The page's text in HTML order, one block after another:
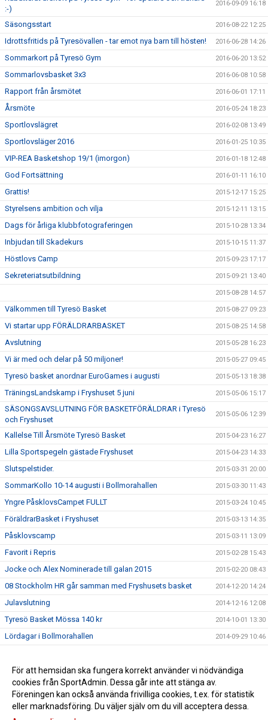
:-)
2016-09-09 16:18
Säsongsstart 2016-08-22 12:25
Idrottsfritids på Tyresövallen - tar emot nya barn till hösten! 2016-06-28 14:26
Sommarkort på Tyresö Gym 2016-06-20 13:52
Sommarlovsbasket 3x3 2016-06-08 10:58
Rapport från årsmötet 2016-06-01 17:11
Årsmöte 2016-05-24 18:23
Sportlovslägret 2016-02-08 13:49
Sportlovsläger 2016 2016-01-25 10:35
VIP-REA Basketshop 19/1 (imorgon) 2016-01-18 12:48
God Fortsättning 2016-01-11 16:10
Grattis! 2015-12-17 15:25
Styrelsens ambition och vilja 2015-12-11 13:15
Dags för årliga klubbfotograferingen 2015-10-28 13:34
Inbjudan till Skadekurs 2015-10-15 11:37
Höstlovs Camp 2015-09-23 17:17
Sekreteriatsutbildning 2015-09-21 13:40
2015-08-28 14:57
Välkommen till Tyresö Basket 2015-08-27 09:23
Vi startar upp FÖRÄLDRARBASKET 2015-08-25 14:58
Avslutning 2015-05-28 16:23
Vi är med och delar på 50 miljoner! 2015-05-27 09:45
Tyresö basket anordnar EuroGames i augusti 2015-05-13 18:38
TräningsLandskamp i Fryshuset 5 juni 2015-05-06 15:17
SÄSONGSAVSLUTNING FÖR BASKETFÖRÄLDRAR i Tyresö
och Fryshuset
2015-05-06 12:39
Kallelse Till Årsmöte Tyresö Basket 2015-04-23 16:27
Lilla Sportspegeln gästade Fryshuset 2015-04-23 14:33
Slutspelstider. 2015-03-31 20:00
SommarKollo 10-14 augusti i Bollmorahallen 2015-03-30 11:43
Yngre PåsklovsCampet FULLT 2015-03-24 10:45
FöräldrarBasket i Fryshuset 2015-03-13 14:35
Påsklovscamp 2015-03-11 13:09
Favorit i Repris 2015-02-28 15:43
Jocke och Alex Nominerade till galan 2015 2015-02-20 08:43
08 Stockholm HR går samman med Fryshusets basket 2014-12-20 14:24
Julavslutning 2014-12-16 12:08
Tyresö Basket Mössa 140 kr 2014-10-01 13:30
Lördagar i Bollmorahallen 2014-09-29 10:46
Semifinal 4 i Norrköping 2014-08-31 22:50
Påminnelse påsklovs camp 2014-08-31 22:49
För att hemsidan ska fungera korrekt använder vi nödvändiga
cookies från SportAdmin. Dessa går inte att stänga av.
Föreningen kan också använda frivilliga cookies, t.ex. för statistik
eller marknadsföring. Du väljer själv om du vill acceptera dessa.